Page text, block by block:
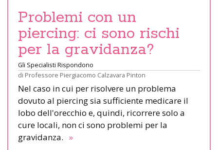
Problemi con un
piercing: ci sono rischi
per la gravidanza?
Gli Specialisti Rispondono
di Professore Piergiacomo Calzavara Pinton
Nel caso in cui per risolvere un problema
dovuto al piercing sia sufficiente medicare il
lobo dell'orecchio e, quindi, ricorrere solo a
cure locali, non ci sono problemi per la
gravidanza. »